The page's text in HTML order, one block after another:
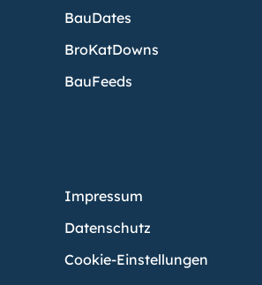
BauDates
BroKatDowns
BauFeeds
Impressum
Datenschutz
Cookie-Einstellungen